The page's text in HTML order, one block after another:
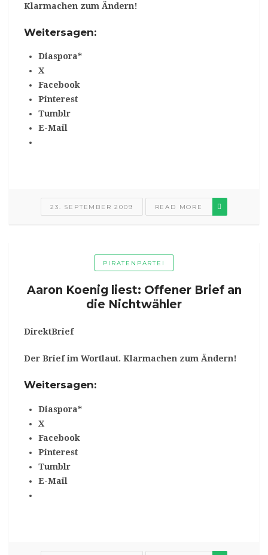
Klarmachen zum Ändern!
Weitersagen:
Diaspora*
X
Facebook
Pinterest
Tumblr
E-Mail
23. SEPTEMBER 2009 READ MORE
PIRATENPARTEI
Aaron Koenig liest: Offener Brief an
die Nichtwähler
DirektBrief
Der Brief im Wortlaut. Klarmachen zum Ändern!
Weitersagen:
Diaspora*
X
Facebook
Pinterest
Tumblr
E-Mail